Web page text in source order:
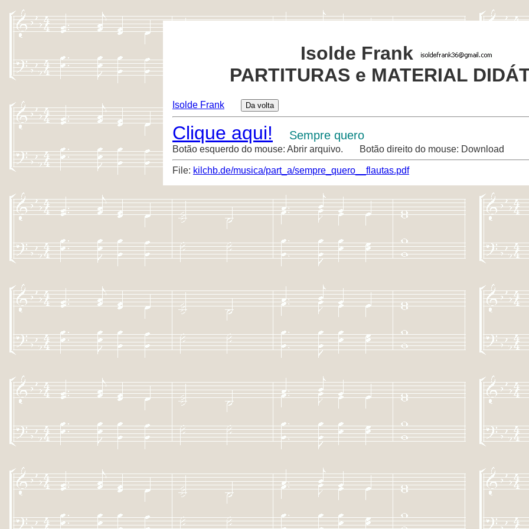
Isolde Frank
PARTITURAS e MATERIAL
Isolde Frank
Clique aqui! Sempre quero
Botão esquerdo do mouse: Abrir arquivo. Botão direito do mouse: Download
File: kilchb.de/musica/part_a/sempre_quero__flautas.pdf